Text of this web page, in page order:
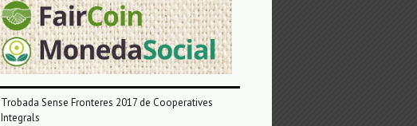
Trobada Sense Fronteres 2017 de Cooperatives
Integrals